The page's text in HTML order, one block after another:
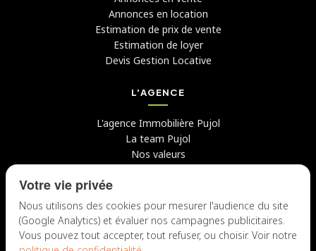
Annonces en location
Estimation de prix de vente
Estimation de loyer
Devis Gestion Locative
L'AGENCE
L'agence Immobilière Pujol
La team Pujol
Nos valeurs
Avis clients
Candidater chez nous
NOUS CONTACTER
Votre vie privée
Nous utilisons des cookies pour mesurer l'audience du site
(Google Analytics) et évaluer nos campagnes publicitaires.
Vous pouvez tout accepter, tout refuser, ou choisir. Voir notre